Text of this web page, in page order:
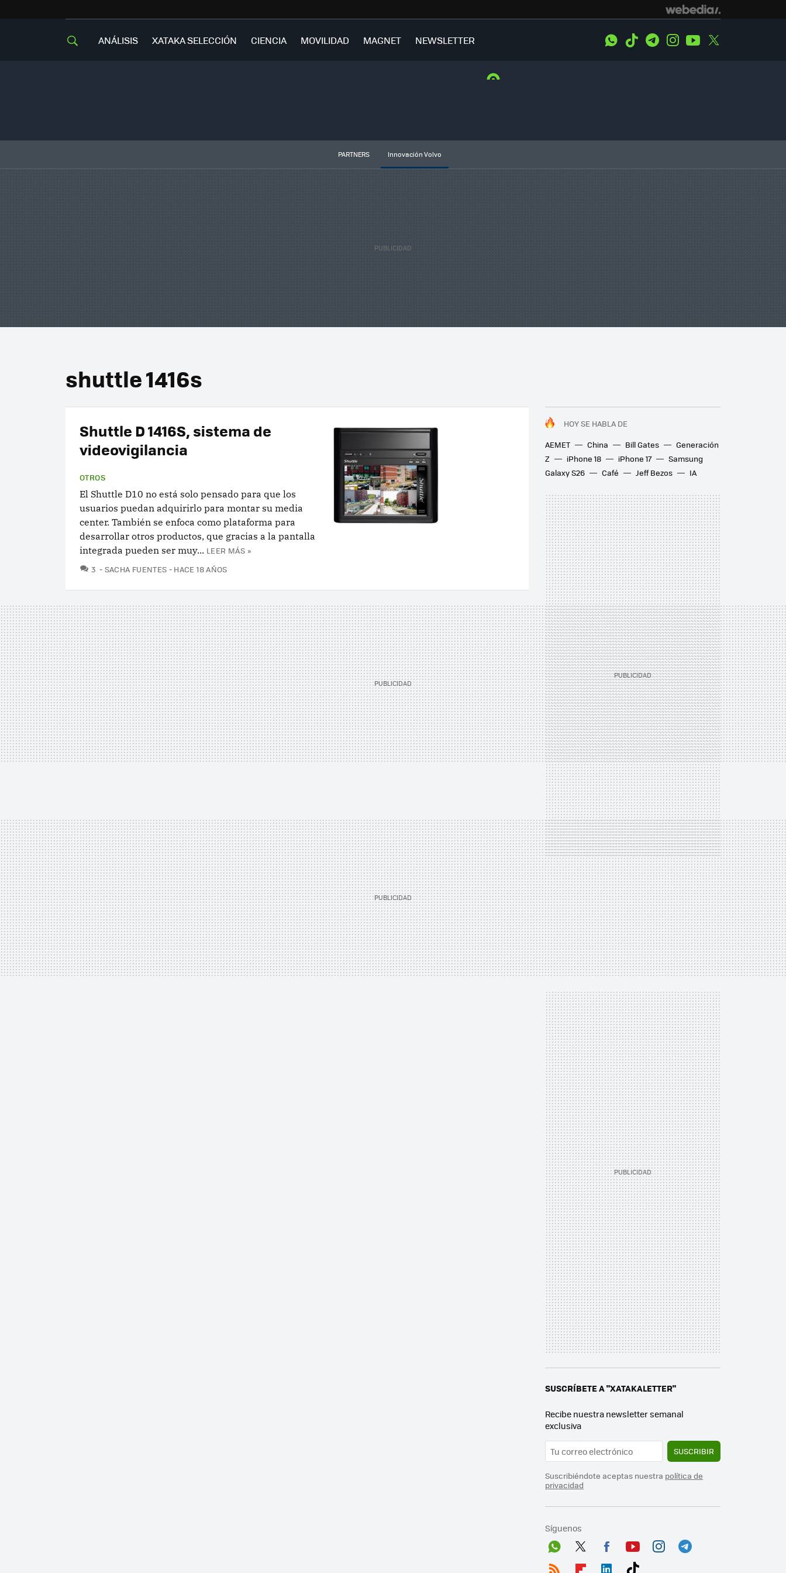
ANÁLISIS XATAKA SELECCIÓN CIENCIA MOVILIDAD MAGNET NEWSLETTER WhatsApp
Tiktok TelegramInstagramYoutube
PARTNERS Innovación Volvo
shuttle 1416s
HOY SE HABLA DE
AEMET
China Bill Gates
Generación
Z
iPhone 18 iPhone 17
Samsung
Galaxy S26
Café Jeff Bezos IA
Shuttle D 1416S, sistema de
videovigilancia
OTROS
El Shuttle D10 no está solo pensado para que los
usuarios puedan adquirirlo para montar su media
center. También se enfoca como plataforma para
desarrollar otros productos, que gracias a la pantalla
integrada pueden ser muy... LEER MÁS »
3 COMENTARIOS
SACHA FUENTES HACE 18 AÑOS
SUSCRÍBETE A "XATAKALETTER"
Recibe nuestra newsletter semanal
exclusiva
SUSCRIBIR
Suscribiéndote aceptas nuestra política de
privacidad
Síguenos
Wh
Twit
Fac
You